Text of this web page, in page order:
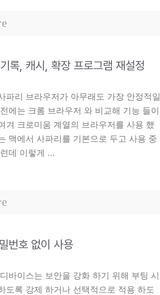
록, 캐시, 확장 프로그램 재설정
파리 브라우저가 아무래도 가장 안정적일
에는 크롬 브라우저 와 비교해 기능 들이
겨 크로미움 계열의 브라우저를 사용 했
맥에서 사파리를 기본으로 두고 사용 중
데 이렇게 ...
번호 없이 사용
바이스는 보안을 강화 하기 위해 부팅 시
도록 강제 하거나 선택적으로 적용 하도